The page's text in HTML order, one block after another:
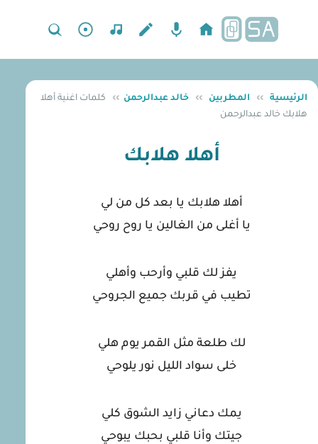
الرئيسية ›› المطربين ›› خالد عبدالرحمن ››
كلمات اغنية أهلا
هلابك خالد عبدالرحمن
أهلا هلابك
أهلا هلابك يا بعد كل من لي
يا أغلى من الغالين يا روح روحي
يفز لك قلبي وأرحب وأهلي
تطيب في قربك جميع الجروحي
لك طلعة مثل القمر يوم هلي
خلى سواد الليل نور يلوحي
يمك دعاني زايد الشوق كلي
جيتك وأنا قلبي بحبك يبوحي